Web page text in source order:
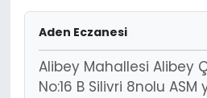
Aden Eczanesi
Alibey Mahallesi Alibey
No:16 B Silivri 8nolu ASM